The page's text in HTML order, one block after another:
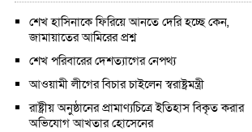
শেখ হাসিনাকে ফিরিয়ে আনতে দেরি হচ্ছে কেন,
জামায়াতের আমিরের প্রশ্ন
শেখ পরিবারের দেশত্যাগের নেপথ্য
আওয়ামী লীগের বিচার চাইলেন স্বরাষ্ট্রমন্ত্রী
রাষ্ট্রীয় অনুষ্ঠানের প্রামাণ্যচিত্রে ইতিহাস বিকৃত করার
অভিযোগ আখতার হোসেনের